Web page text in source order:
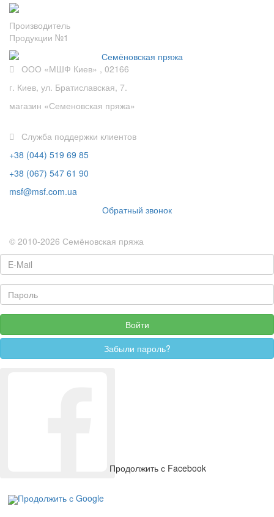
Производитель
Продукции №1
ООО «МШФ Киев» , 02166
г. Киев, ул. Братиславская, 7.
магазин «Семеновская пряжа»
Служба поддержки клиентов
+38 (044) 519 69 85
+38 (067) 547 61 90
msf@msf.com.ua
Обратный звонок
© 2010-2026 Семёновская пряжа
Продолжить с Facebook
Продолжить с Google